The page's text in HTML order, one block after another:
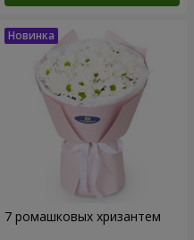
7 ромашковых хризантем